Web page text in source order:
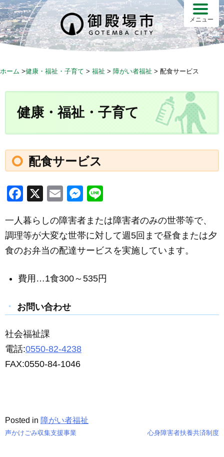
S
k
i
p
メニュー
ホーム >健康・福祉・子育て > 福祉 > 障がい者福祉 > 配食サービス
健康・福祉・子育て
配食サービス
F
c
e
b
o
k
X
E
ail
M
ss
e
n
g
e
一人暮らしの障害者または障害者のみの世帯等で、
調理等が大変な世帯に対して週5回まで昼食または夕
食のお弁当の配達サービスを実施しています。
費用…1食300～535円
お問い合わせ
社会福祉課
電話:0550-82-4238
FAX:0550-84-1046
Posted in 障がい者福祉
声かけごみ収集支援事業 心身障害者扶養共済制度